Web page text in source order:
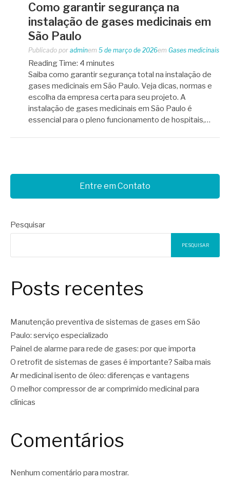
Como garantir segurança na
instalação de gases medicinais em
São Paulo
Publicado por adminem 5 de março de 2026em Gases medicinais
Reading Time: 4 minutes
Saiba como garantir segurança total na instalação de
gases medicinais em São Paulo. Veja dicas, normas e
escolha da empresa certa para seu projeto. A
instalação de gases medicinais em São Paulo é
essencial para o pleno funcionamento de hospitais,…
Entre em Contato
Pesquisar
PESQUISAR
Posts recentes
Manutenção preventiva de sistemas de gases em São
Paulo: serviço especializado
Painel de alarme para rede de gases: por que importa
O retrofit de sistemas de gases é importante? Saiba mais
Ar medicinal isento de óleo: diferenças e vantagens
O melhor compressor de ar comprimido medicinal para
clínicas
Comentários
Nenhum comentário para mostrar.